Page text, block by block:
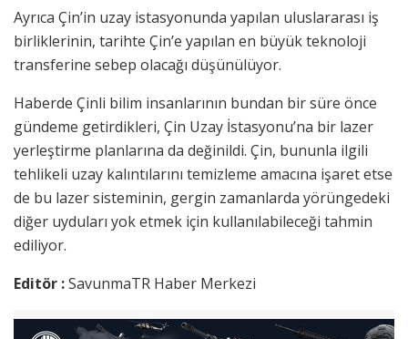
Ayrıca Çin’in uzay istasyonunda yapılan uluslararası iş
birliklerinin, tarihte Çin’e yapılan en büyük teknoloji
transferine sebep olacağı düşünülüyor.
Haberde Çinli bilim insanlarının bundan bir süre önce
gündeme getirdikleri, Çin Uzay İstasyonu’na bir lazer
yerleştirme planlarına da değinildi. Çin, bununla ilgili
tehlikeli uzay kalıntılarını temizleme amacına işaret etse
de bu lazer sisteminin, gergin zamanlarda yörüngedeki
diğer uyduları yok etmek için kullanılabileceği tahmin
ediliyor.
Editör :SavunmaTR Haber Merkezi